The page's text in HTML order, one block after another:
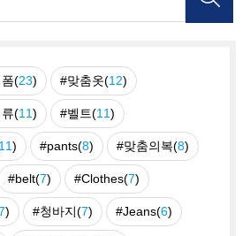
폼(23) #맞춤옷(12)
(11) #벨트(11)
11) #pants(8) #맞춤의복(8)
#belt(7) #Clothes(7)
) #청바지(7) #Jeans(6)